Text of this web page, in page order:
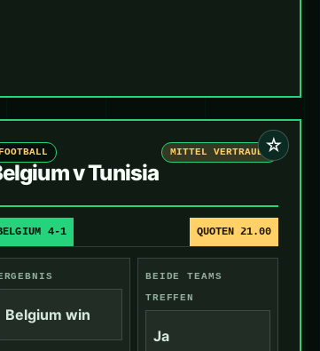
☆
MITTEL VERTRAUEN
v Tunisia
4-1 QUOTEN 21.00
Belgium win
BEIDE TEAMS
TREFFEN
Ja